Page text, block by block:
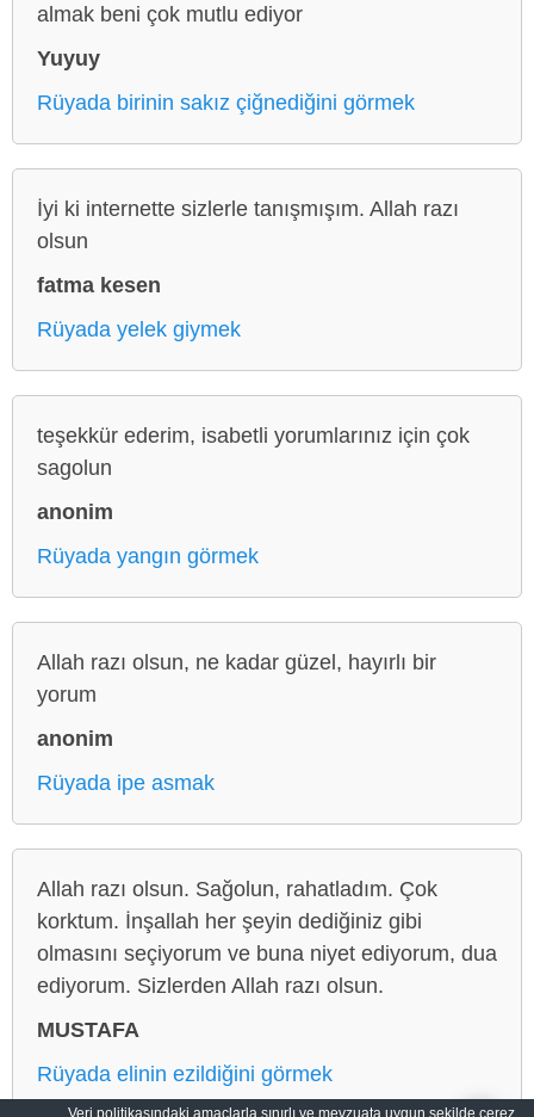
almak beni çok mutlu ediyor
Yuyuy
Rüyada birinin sakız çiğnediğini görmek
İyi ki internette sizlerle tanışmışım. Allah razı
olsun
fatma kesen
Rüyada yelek giymek
teşekkür ederim, isabetli yorumlarınız için çok
sagolun
anonim
Rüyada yangın görmek
Allah razı olsun, ne kadar güzel, hayırlı bir
yorum
anonim
Rüyada ipe asmak
Allah razı olsun. Sağolun, rahatladım. Çok
korktum. İnşallah her şeyin dediğiniz gibi
olmasını seçiyorum ve buna niyet ediyorum, dua
ediyorum. Sizlerden Allah razı olsun.
MUSTAFA
Rüyada elinin ezildiğini görmek
Veri politikasındaki amaçlarla sınırlı ve mevzuata uygun şekilde çerez